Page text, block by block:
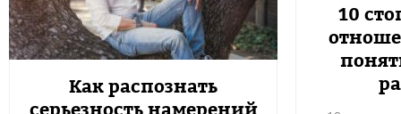
10
Как распознать